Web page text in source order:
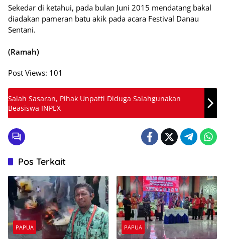
Sekedar di ketahui, pada bulan Juni 2015 mendatang bakal
diadakan pameran batu akik pada acara Festival Danau
Sentani.
(Ramah)
Post Views: 101
Salah Sasaran, Pihak Unpatti Diduga Salahgunakan
Beasiswa INPEX
Pos Terkait
PAPUA PAPUA